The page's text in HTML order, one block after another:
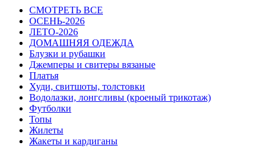
СМОТРЕТЬ ВСЕ
ОСЕНЬ-2026
ЛЕТО-2026
ДОМАШНЯЯ ОДЕЖДА
Блузки и рубашки
Джемперы и свитеры вязаные
Платья
Худи, свитшоты, толстовки
Водолазки, лонгсливы (кроеный трикотаж)
Футболки
Топы
Жилеты
Жакеты и кардиганы